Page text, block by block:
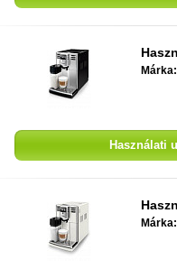
Márka:
Használati
Márka: